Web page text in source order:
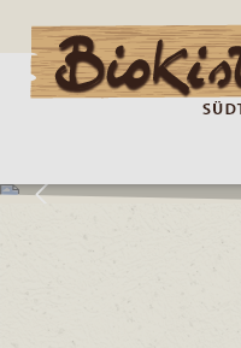
Hauptinhalt springen
Zur Suche springen
Zur Hauptnavigation